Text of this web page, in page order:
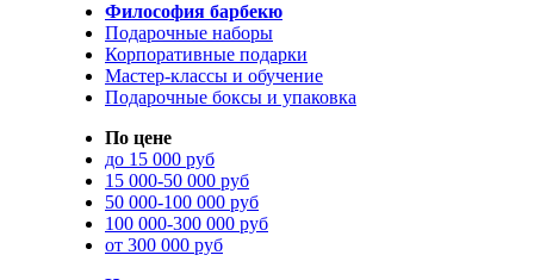
Философия барбекю
Подарочные наборы
Корпоративные подарки
Мастер-классы и обучение
Подарочные боксы и упаковка
По цене
до 15 000 руб
15 000-50 000 руб
50 000-100 000 руб
100 000-300 000 руб
от 300 000 руб